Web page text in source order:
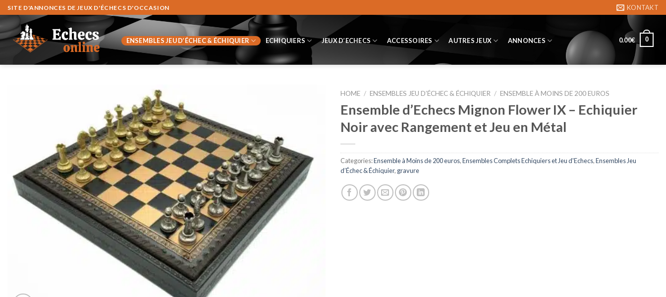
Fortsæt
til
indhold
SITE D'ANNONCES DE JEUX D'ÉCHECS D'OCCASION KONTAKT
ENSEMBLES JEU D’ÉCHEC & ÉCHIQUIER ECHIQUIERS JEUX D’ECHECS ACCESSOIRES AUTRES JEUX ANNONCES 0.00€ 0
HOME / ENSEMBLES JEU D’ÉCHEC & ÉCHIQUIER / ENSEMBLE À MOINS DE 200 EUROS
Ensemble d’Echecs Mignon Flower IX – Echiquier
Noir avec Rangement et Jeu en Métal
Categories:Ensemble à Moins de 200 euros,Ensembles Complets Echiquiers et Jeu d'Echecs,Ensembles Jeu
d’Échec & Échiquier, gravure